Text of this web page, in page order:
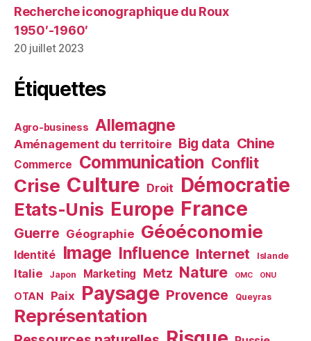
Recherche iconographique du Roux
1950′-1960′
20 juillet 2023
Étiquettes
Agro-business Allemagne
Aménagement du territoire Big data Chine
Commerce Communication Conflit
Crise Culture Droit Démocratie
Etats-Unis Europe France
Guerre Géographie Géoéconomie
Identité Image Influence Internet Islande
Italie Japon Marketing Metz Nature OMC ONU
OTAN Paix Paysage Provence Queyras
Représentation